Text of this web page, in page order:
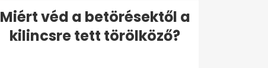
Miért véd a betörésektől a
kilincsre tett törölköző?